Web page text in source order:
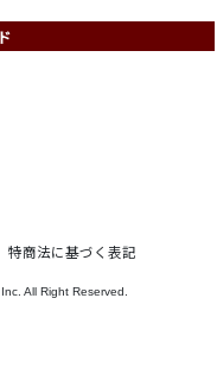
特商法に基づく表記
All Right Reserved.